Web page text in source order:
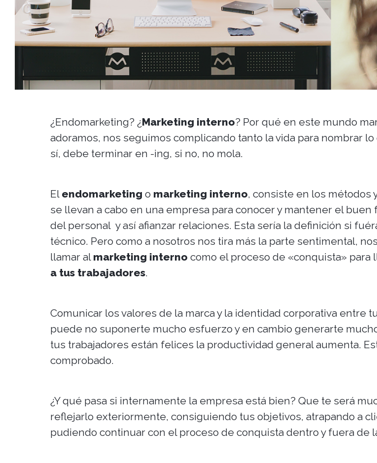
¿Endomarketing? ¿Marketing interno? Por qué en este mundo
adoramos, nos seguimos complicando tanto la vida para nombrar
sí, debe terminar en -ing, si no, no mola.
El endomarketing o marketing interno, consiste en los métodos
se llevan a cabo en una empresa para conocer y mantener el
del personal y así afianzar relaciones. Esta sería la definición si
técnico. Pero como a nosotros nos tira más la parte sentimental,
llamar al marketing interno como el proceso de «conquista» para
a tus trabajadores.
Comunicar los valores de la marca y la identidad corporativa entre
puede no suponerte mucho esfuerzo y en cambio generarte
tus trabajadores están felices la productividad general aumenta.
comprobado.
¿Y qué pasa si internamente la empresa está bien? Que te será
reflejarlo exteriormente, consiguiendo tus objetivos, atrapando a
pudiendo continuar con el proceso de conquista dentro y fuera de